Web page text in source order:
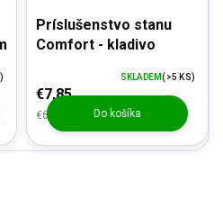
Príslušenstvo stanu
Comfort - kladivo
€6,49 bez DPH
€7,85
SKLADEM(>5 KS)
Do košíka